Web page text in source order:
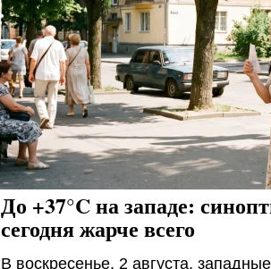
До +37°C на западе:
сегодня жарче всего
В воскресенье, 2 августа,